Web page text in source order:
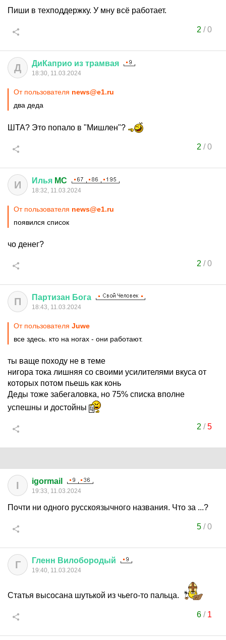
Пиши в техподдержку. У мну всё работает.
2 /0
Д ДиКаприо из трамвая
18:30, 11.03.2024
От пользователя news@e1.ru
два деда
ШТА? Это попало в "Мишлен"?
2 /0
И Илья MC
18:32, 11.03.2024
От пользователя news@e1.ru
появился список
чо денег?
2 /0
П Партизан Бога
18:43, 11.03.2024
От пользователя Juwe
все здесь. кто на ногах - они работают.
ты ваще походу не в теме
нигора тока лишняя со своими усилителями вкуса от
которых потом пьешь как конь
Деды тоже забегаловка, но 75% списка вполне
успешны и достойны
2 /5
I igormail
19:33, 11.03.2024
Почти ни одного русскоязычного названия. Что за ...?
5/0
Г Гленн Вилобородый
19:40, 11.03.2024
Статья высосана шутькой из чьего-то пальца.
6/ 1